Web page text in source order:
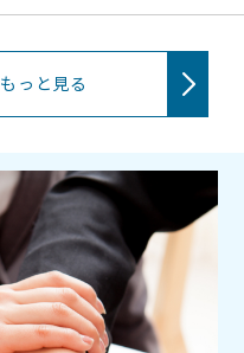
もっと見る